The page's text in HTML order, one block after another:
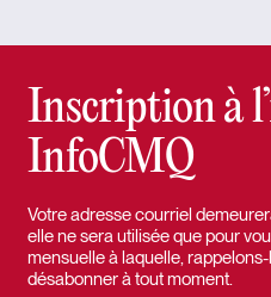
Inscription à
InfoCMQ
Votre adresse courriel
elle ne sera utilisée que pour
mensuelle à laquelle,
désabonner à tout moment.